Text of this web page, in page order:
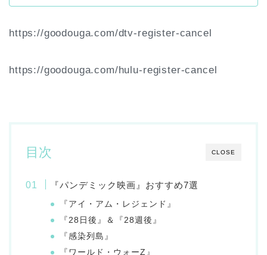
https://goodouga.com/dtv-register-cancel
https://goodouga.com/hulu-register-cancel
CLOSE
目次
『パンデミック映画』おすすめ7選
『アイ・アム・レジェンド』
『28日後』＆『28週後』
『感染列島』
『ワールド・ウォーZ』